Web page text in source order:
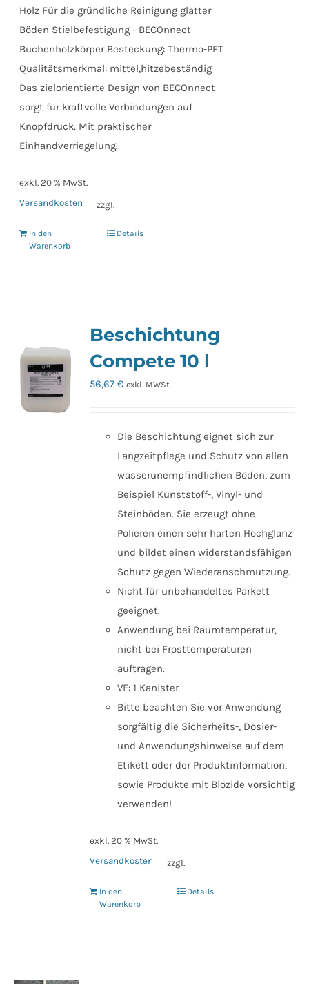
Holz Für die gründliche Reinigung glatter
Böden Stielbefestigung - BECOnnect
Buchenholzkörper Besteckung: Thermo-PET
Qualitätsmerkmal: mittel,hitzebeständig
Das zielorientierte Design von BECOnnect
sorgt für kraftvolle Verbindungen auf
Knopfdruck. Mit praktischer
Einhandverriegelung.
exkl. 20 % MwSt.
zzgl.
Versandkosten
In den
Warenkorb
Details
Beschichtung
Compete 10 l
56,67€ exkl. MWSt.
Die Beschichtung eignet sich zur
Langzeitpflege und Schutz von allen
wasserunempfindlichen Böden, zum
Beispiel Kunststoff-, Vinyl- und
Steinböden. Sie erzeugt ohne
Polieren einen sehr harten Hochglanz
und bildet einen widerstandsfähigen
Schutz gegen Wiederanschmutzung.
Nicht für unbehandeltes Parkett
geeignet.
Anwendung bei Raumtemperatur,
nicht bei Frosttemperaturen
auftragen.
VE: 1 Kanister
Bitte beachten Sie vor Anwendung
sorgfältig die Sicherheits-, Dosier-
und Anwendungshinweise auf dem
Etikett oder der Produktinformation,
sowie Produkte mit Biozide vorsichtig
verwenden!
exkl. 20 % MwSt.
zzgl.
Versandkosten
In den
Warenkorb
Details